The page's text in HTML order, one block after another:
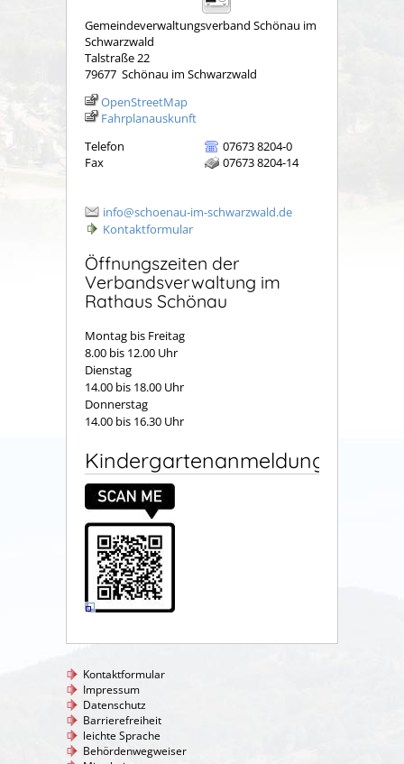
Gemeindeverwaltungsverband Schönau im
Schwarzwald
Talstraße 22
79677 Schönau im Schwarzwald
OpenStreetMap
Fahrplanauskunft
Telefon
07673 8204-0
Fax
07673 8204-14
info@schoenau-im-schwarzwald.de
Kontaktformular
Öffnungszeiten der
Verbandsverwaltung im
Rathaus Schönau
Montag bis Freitag
8.00 bis 12.00 Uhr
Dienstag
14.00 bis 18.00 Uhr
Donnerstag
14.00 bis 16.30 Uhr
Kindergartenanmeldung
Kontaktformular
Impressum
Datenschutz
Barrierefreiheit
leichte Sprache
Behördenwegweiser